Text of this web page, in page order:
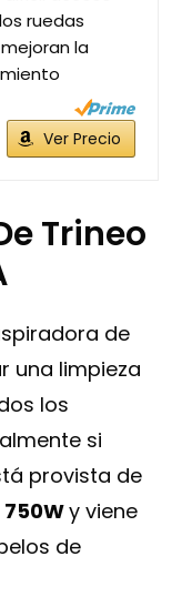
ruedas
la
Ver Precio
Trineo
de
una limpieza
los
si
provista de
y viene
de